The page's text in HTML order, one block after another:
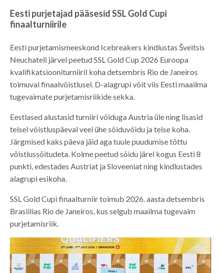
Eesti purjetajad pääsesid SSL Gold Cupi
finaalturniirile
Eesti purjetamismeeskond Icebreakers kindlustas Šveitsis
Neuchateli järvel peetud SSL Gold Cup 2026 Euroopa
kvalifikatsiooniturniiril koha detsembris Rio de Janeiros
toimuval finaalvõistlusel. D-alagrupi võit viis Eesti maailma
tugevaimate purjetamisriikide sekka.
Eestlased alustasid turniiri võiduga Austria üle ning lisasid
teisel võistluspäeval veel ühe sõiduvõidu ja teise koha.
Järgmised kaks päeva jäid aga tuule puudumise tõttu
võistlussõitudeta. Kolme peetud sõidu järel kogus Eesti 8
punkti, edestades Austriat ja Sloveeniat ning kindlustades
alagrupi esikoha.
SSL Gold Cupi finaalturniir toimub 2026. aasta detsembris
Brasiilias Rio de Janeiros, kus selgub maailma tugevaim
purjetamisriik.